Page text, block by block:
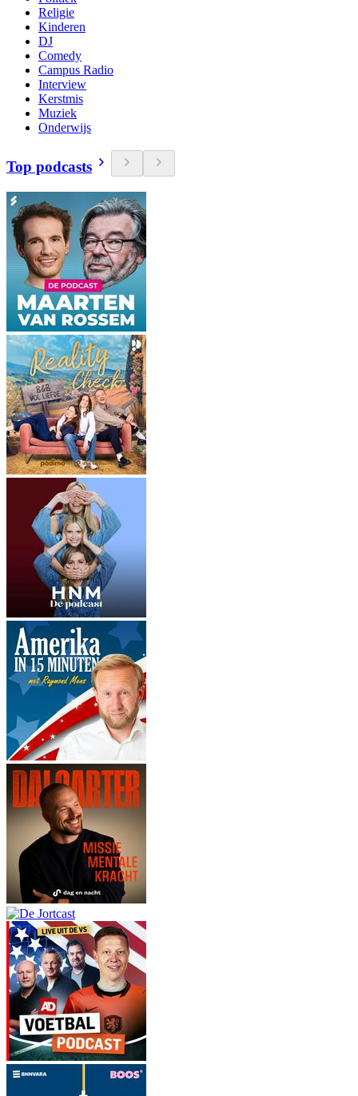
Religie
Kinderen
DJ
Comedy
Campus Radio
Interview
Kerstmis
Muziek
Onderwijs
Top podcasts